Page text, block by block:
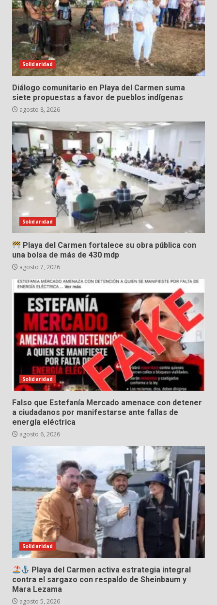
Solidaridad
Diálogo comunitario en Playa del Carmen suma
siete propuestas a favor de pueblos indígenas
agosto 8, 2026
Solidaridad
Playa del Carmen fortalece su obra pública con
una bolsa de más de 430 mdp
agosto 7, 2026
Solidaridad
Falso que Estefanía Mercado amenace con detener
a ciudadanos por manifestarse ante fallas de
energía eléctrica
agosto 6, 2026
Solidaridad
Playa del Carmen activa estrategia integral
contra el sargazo con respaldo de Sheinbaum y
Mara Lezama
agosto 5, 2026